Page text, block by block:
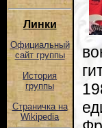
Линки
Официальный
сайт группы
История
группы
Страничка на
Wikipedia